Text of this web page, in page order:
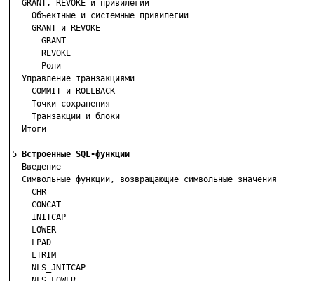
  GRANT, REVOKE и привилегии
    Объектные и системные привилегии
    GRANT и REVOKE
      GRANT
      REVOKE
      Роли
  Управление транзакциями
    COMMIT и ROLLBACK
    Точки сохранения
    Транзакции и блоки
  Итоги
5 Встроенные SQL-функции
Введение
  Символьные функции, возвращающие символьные значения
    CHR
    CONCAT
    INITCAP
    LOWER
    LPAD
    LTRIM
    NLS_JNITCAP